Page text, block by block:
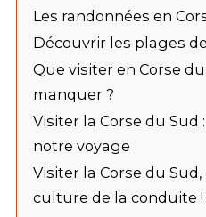
Les randonnées en
Découvrir les plages
Que visiter en Corse
manquer ?
Visiter la Corse du Sud
notre voyage
Visiter la Corse du
culture de la conduite !